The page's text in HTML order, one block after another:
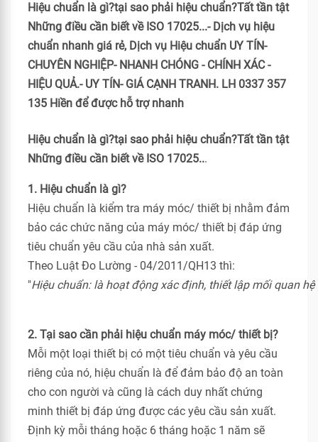
Hiệu chuẩn là gì?tại sao phải hiệu chuẩn?Tất tần tật
Những điều cần biết về ISO 17025...- Dịch vụ hiệu
chuẩn nhanh giá rẻ, Dịch vụ Hiệu chuẩn UY TÍN-
CHUYÊN NGHIỆP- NHANH CHÓNG - CHÍNH XÁC -
HIỆU QUẢ.- UY TÍN- GIÁ CẠNH TRANH. LH 0337 357
135 Hiền để được hỗ trợ nhanh
Hiệu chuẩn là gì?tại sao phải hiệu chuẩn?Tất tần tật
Những điều cần biết về ISO 17025...
1. Hiệu chuẩn là gì?
Hiệu chuẩn là kiểm tra máy móc/ thiết bị nhằm đảm
bảo các chức năng của máy móc/ thiết bị đáp ứng
tiêu chuẩn yêu cầu của nhà sản xuất.
Theo Luật Đo Lường - 04/2011/QH13 thì:
"Hiệu chuẩn: là hoạt động xác định, thiết lập mối quan
2. Tại sao cần phải hiệu chuẩn máy móc/ thiết bị?
Mỗi một loại thiết bị có một tiêu chuẩn và yêu cầu
riêng của nó, hiệu chuẩn là để đảm bảo độ an toàn
cho con người và cũng là cách duy nhất chứng
minh thiết bị đáp ứng được các yêu cầu sản xuất.
Định kỳ mỗi tháng hoặc 6 tháng hoặc 1 năm sẽ